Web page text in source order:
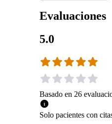
Evaluaciones
5.0
Basado en 26
Solo pacientes con